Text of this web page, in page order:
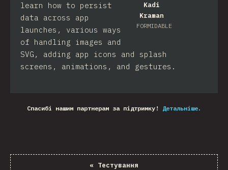
Kadi
Kraman
FORMIDABLE
learn how to persist
data across app
launches, various ways
of handling images and
SVG, adding app icons and splash
screens, animations, and gestures.
Спасибі нашим партнерам за підтримку! Детальніше.
« Тестування